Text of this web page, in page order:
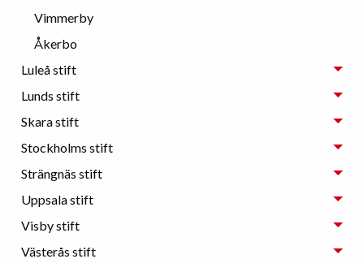
Vimmerby
Åkerbo
Luleå stift
Lunds stift
Skara stift
Stockholms stift
Strängnäs stift
Uppsala stift
Visby stift
Västerås stift